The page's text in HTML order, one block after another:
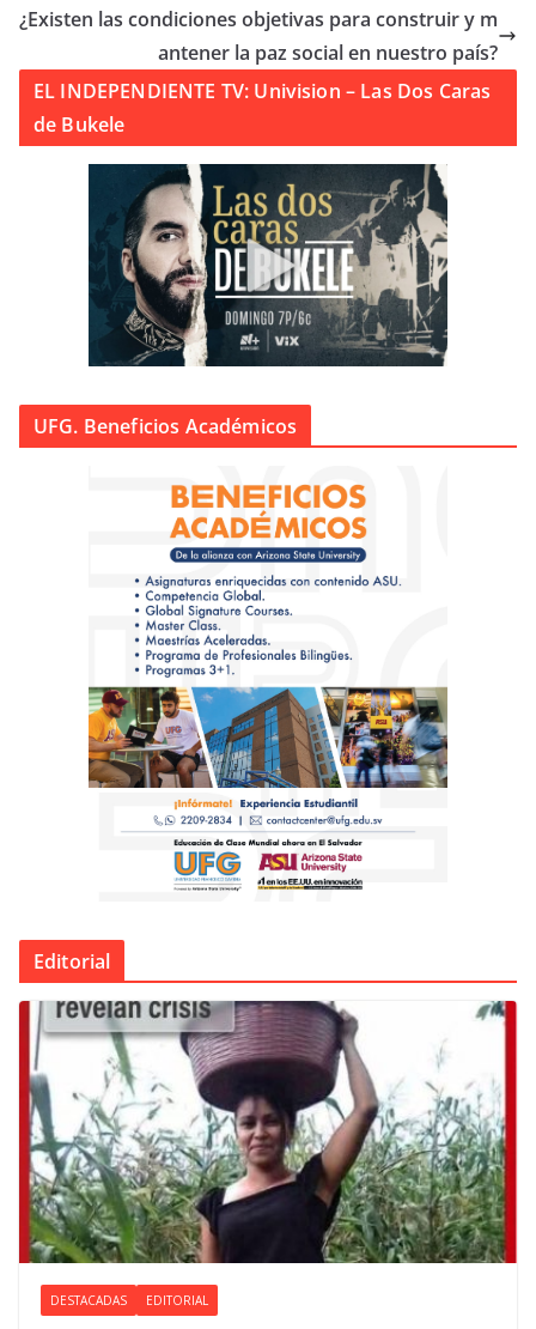
¿Existen las condiciones objetivas para construir y m
antener la paz social en nuestro país?
EL INDEPENDIENTE TV: Univision – Las Dos Caras
de Bukele
UFG. Beneficios Académicos
Editorial
DESTACADAS EDITORIAL